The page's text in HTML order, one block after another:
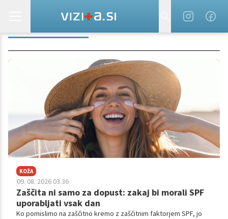
TEMPERATURA
KOŽA
09. 08. 2026 03.36
Zaščita ni samo za dopust: zakaj bi morali SPF
uporabljati vsak dan
Ko pomislimo na zaščitno kremo z zaščitnim faktorjem SPF, jo